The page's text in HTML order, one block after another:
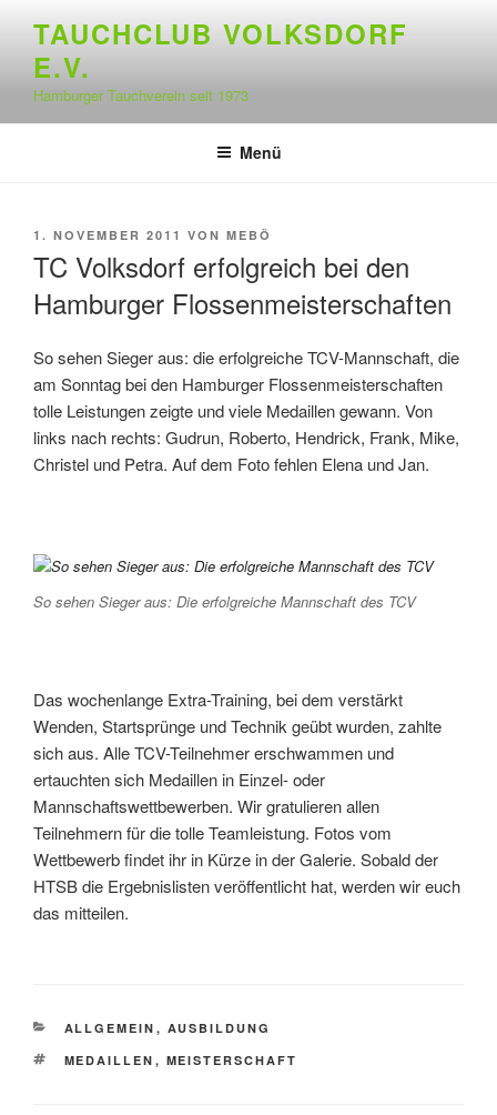
springen
TAUCHCLUB VOLKSDORF
E.V.
Hamburger Tauchverein seit 1973
Menü
VERÖFFENTLICHT
1. NOVEMBER 2011 VON MEBÖ
TC Volksdorf erfolgreich bei den
Hamburger Flossenmeisterschaften
So sehen Sieger aus: die erfolgreiche TCV-Mannschaft, die
am Sonntag bei den Hamburger Flossenmeisterschaften
tolle Leistungen zeigte und viele Medaillen gewann. Von
links nach rechts: Gudrun, Roberto, Hendrick, Frank, Mike,
Christel und Petra. Auf dem Foto fehlen Elena und Jan.
So sehen Sieger aus: Die erfolgreiche Mannschaft des TCV
Das wochenlange Extra-Training, bei dem verstärkt
Wenden, Startsprünge und Technik geübt wurden, zahlte
sich aus. Alle TCV-Teilnehmer erschwammen und
ertauchten sich Medaillen in Einzel- oder
Mannschaftswettbewerben. Wir gratulieren allen
Teilnehmern für die tolle Teamleistung. Fotos vom
Wettbewerb findet ihr in Kürze in der Galerie. Sobald der
HTSB die Ergebnislisten veröffentlicht hat, werden wir euch
das mitteilen.
KATEGORIEN
ALLGEMEIN , AUSBILDUNG
SCHLAGWÖRTER
MEDAILLEN , MEISTERSCHAFT